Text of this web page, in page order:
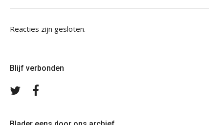
Reacties zijn gesloten.
Blijf verbonden
Volg